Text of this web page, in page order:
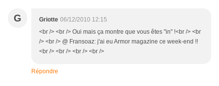
G Griotte 06/12/2010 12:15
<br /> <br /> Oui mais ça montre que vous êtes "in" !<br /> <br
/> <br /> @ Fransoaz: j'ai eu Armor magazine ce week-end !!
<br /> <br /> <br /> <br />
Répondre